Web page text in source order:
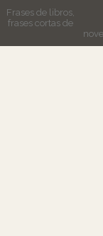
Frases de libros,
frases cortas de